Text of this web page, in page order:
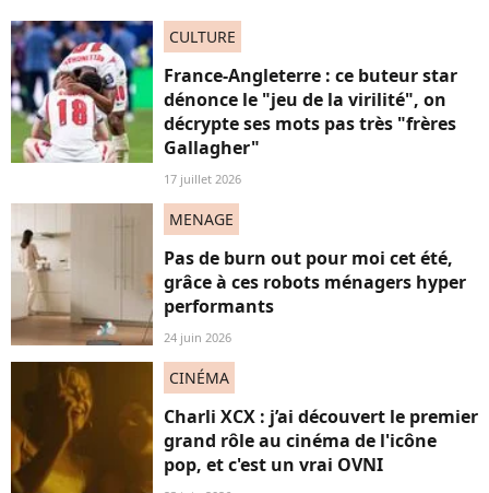
CULTURE
France-Angleterre : ce buteur star
dénonce le "jeu de la virilité", on
décrypte ses mots pas très "frères
Gallagher"
17 juillet 2026
MENAGE
Pas de burn out pour moi cet été,
grâce à ces robots ménagers hyper
performants
24 juin 2026
CINÉMA
Charli XCX : j’ai découvert le premier
grand rôle au cinéma de l'icône
pop, et c'est un vrai OVNI